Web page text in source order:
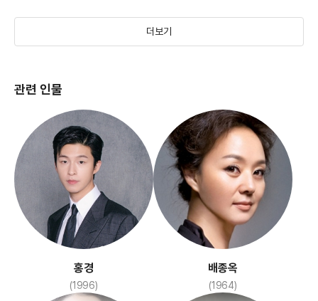
펀치 드렁크 러브
(2002)
죄 많은 소녀
(2017)
더보기
관련 인물
홍경
(1996)
배종옥
(1964)